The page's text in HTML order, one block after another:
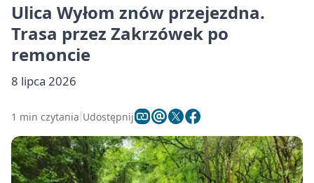
Ulica Wyłom znów przejezdna.
Trasa przez Zakrzówek po
remoncie
8 lipca 2026
1 min czytania Udostępnij